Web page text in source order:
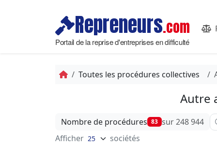
Repreneurs.com
Portail de la reprise d'entreprises en difficulté
Toutes les procédures collectives
Autre
Nombre de procédures 83 sur 248 944
Afficher
sociétés